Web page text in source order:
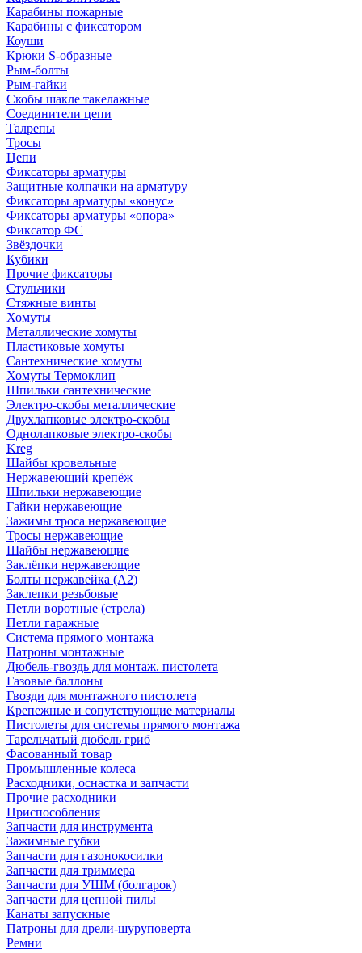
Карабины пожарные
Карабины с фиксатором
Коуши
Крюки S-образные
Рым-болты
Рым-гайки
Скобы шакле такелажные
Соединители цепи
Талрепы
Тросы
Цепи
Фиксаторы арматуры
Защитные колпачки на арматуру
Фиксаторы арматуры «конус»
Фиксаторы арматуры «опора»
Фиксатор ФС
Звёздочки
Кубики
Прочие фиксаторы
Стульчики
Стяжные винты
Хомуты
Металлические хомуты
Пластиковые хомуты
Сантехнические хомуты
Хомуты Термоклип
Шпильки сантехнические
Электро-скобы металлические
Двухлапковые электро-скобы
Однолапковые электро-скобы
Kreg
Шайбы кровельные
Нержавеющий крепёж
Шпильки нержавеющие
Гайки нержавеющие
Зажимы троса нержавеющие
Тросы нержавеющие
Шайбы нержавеющие
Заклёпки нержавеющие
Болты нержавейка (А2)
Заклепки резьбовые
Петли воротные (стрела)
Петли гаражные
Система прямого монтажа
Патроны монтажные
Дюбель-гвоздь для монтаж. пистолета
Газовые баллоны
Гвозди для монтажного пистолета
Крепежные и сопутствующие материалы
Пистолеты для системы прямого монтажа
Тарельчатый дюбель гриб
Фасованный товар
Промышленные колеса
Расходники, оснастка и запчасти
Прочие расходники
Приспособления
Запчасти для инструмента
Зажимные губки
Запчасти для газонокосилки
Запчасти для триммера
Запчасти для УШМ (болгарок)
Запчасти для цепной пилы
Канаты запускные
Патроны для дрели-шуруповерта
Ремни